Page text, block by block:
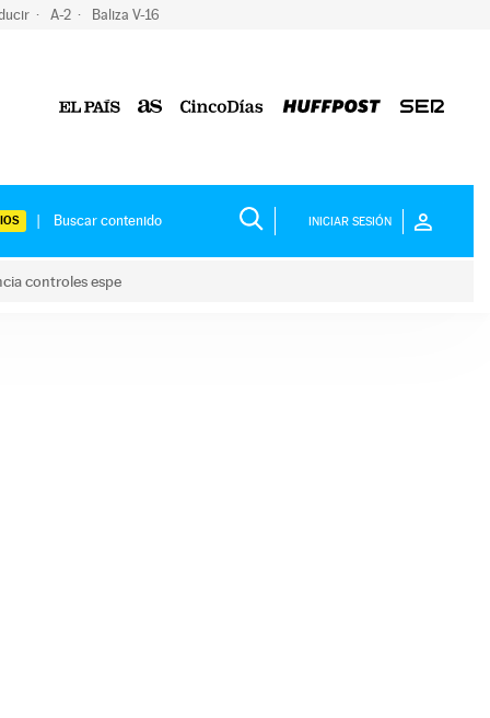
A-2 Baliza V-16
INICIAR SESIÓN
controles espe